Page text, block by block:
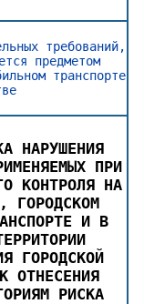
требований,
предметом
транспорте
НАРУШЕНИЯ
ПРИ
КОНТРОЛЯ НА
ГОРОДСКОМ
И В
ГОРОДСКОЙ
ОТНЕСЕНИЯ
РИСКА